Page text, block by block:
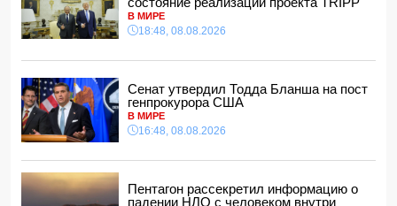
15:00, 08.08.2026
Белый, черный или яркий: психолог объяснила, как цвет
14:48, 08.08.2026
Зеленский встретился с Вучичем
14:40, 08.08.2026
В Азербайджане ожидается жара до 41 градуса —
объявлено предупреждение
14:34, 08.08.2026
В Агдашском районе расследуется конфликт, связанный
с церемонией помолвки с участием
В МИРЕ
18:48, 08.08.2026
Сенат утвердил Тодда Бланша на пост
генпрокурора США
В МИРЕ
16:48, 08.08.2026
Пентагон рассекретил информацию о
падении НЛО с человеком внутри